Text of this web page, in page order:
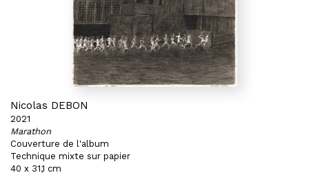
Nicolas DEBON
2021
Marathon
Couverture de l'album
Technique mixte sur papier
40 x 31,1 cm